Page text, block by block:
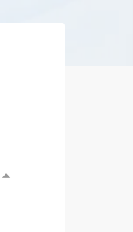
